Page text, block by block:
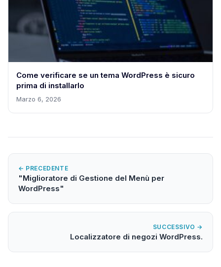
Come verificare se un tema WordPress è sicuro
prima di installarlo
Marzo 6, 2026
← PRECEDENTE
"Miglioratore di Gestione del Menù per
WordPress"
SUCCESSIVO →
Localizzatore di negozi WordPress.